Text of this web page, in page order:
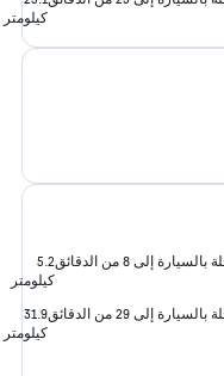
كيلومتر
بالسيارة إلى 8 من الدقائق
5.2
كيلومتر
بالسيارة إلى 29 من الدقائق
31.9
كيلومتر